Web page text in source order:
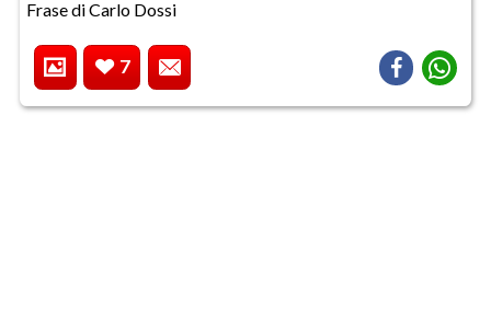
Frase di Carlo Dossi
7